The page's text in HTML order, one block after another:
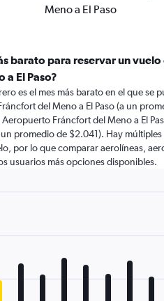
Meno a El Paso
barato para reservar un
a El Paso?
es el mes más barato en el que se
del Meno a El Paso (a un
Fráncfort del Meno a El
promedio de $2.041). Hay
por lo que comparar aerolíneas,
usuarios más opciones disponibles.